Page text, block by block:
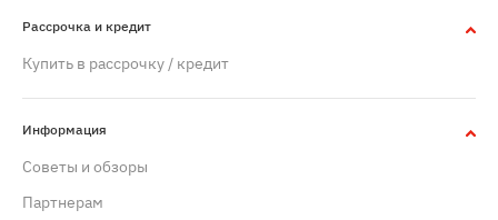
Рассрочка и кредит
Купить в рассрочку / кредит
Информация
Советы и обзоры
Партнерам